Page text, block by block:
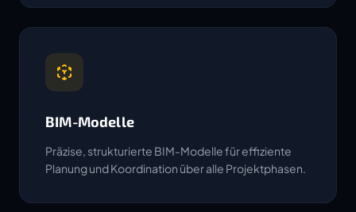
BIM-Modelle
Präzise, strukturierte BIM-Modelle für effiziente
Planung und Koordination über alle Projektphasen.